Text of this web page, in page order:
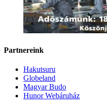
Partnereink
Hakutsuru
Globeland
Magyar Budo
Hunor Webáruház